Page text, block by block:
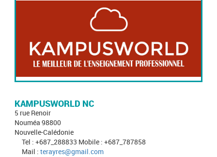
KAMPUSWORLD NC
5 rue Renoir
Nouméa 98800
Nouvelle-Calédonie
Tel : +687_288833 Mobile : +687_787858
Mail : terayres@gmail.com